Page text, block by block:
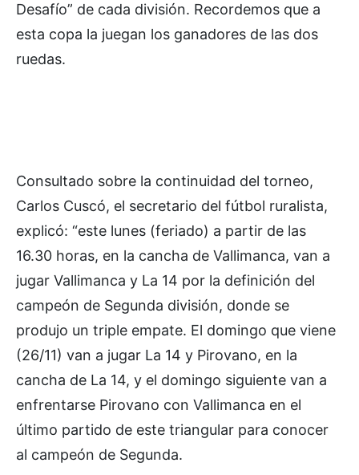
Desafío” de cada división. Recordemos que a
esta copa la juegan los ganadores de las dos
ruedas.
Consultado sobre la continuidad del torneo,
Carlos Cuscó, el secretario del fútbol ruralista,
explicó: “este lunes (feriado) a partir de las
16.30 horas, en la cancha de Vallimanca, van a
jugar Vallimanca y La 14 por la definición del
campeón de Segunda división, donde se
produjo un triple empate. El domingo que viene
(26/11) van a jugar La 14 y Pirovano, en la
cancha de La 14, y el domingo siguiente van a
enfrentarse Pirovano con Vallimanca en el
último partido de este triangular para conocer
al campeón de Segunda.